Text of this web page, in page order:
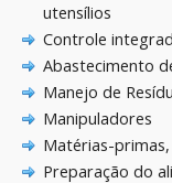
utensílios
Controle
Abastecimento
Manejo de
Manipuladores
Matérias-
Preparação do